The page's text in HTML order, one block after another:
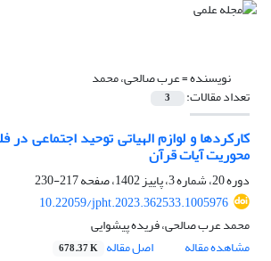
نویسنده =عرب صالحی، محمد
تعداد مقالات: 3
کارکردها و لوازم الهیاتی توحید اجتماعی در
محوریت آیات قرآن
دوره 20، شماره 3، پاییز 1402، صفحه
217-230
10.22059/jpht.2023.362533.1005976
محمد عرب صالحی، فریده پیشوایی
مشاهده مقاله
اصل مقاله 678.37 K